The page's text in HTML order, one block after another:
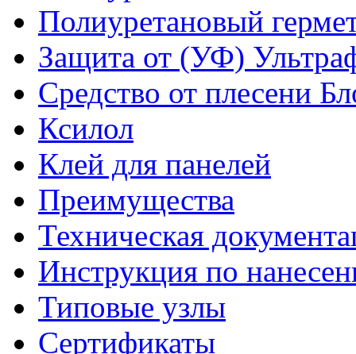
Полиуретановый
Защита от (УФ)
Средство от плесени
Ксилол
Клей для панелей
Преимущества
Техническая
Инструкция по
Типовые узлы
Сертификаты